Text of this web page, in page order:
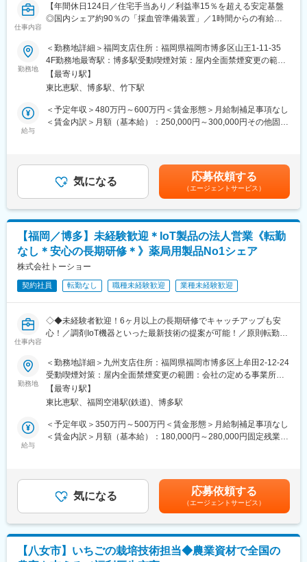
◆レセプトコンピューター…診療報酬を請求するためのコンピュ
ーター
◆その他歯科用材料、予防製品など
【入社後のフォロー体制】
■配属後のOJT研修のほか、本社での集合研修を年に数回開催しま
■また、オンライン勉強会やEラーニング等が充実しており、無理
なく業界・製品知識の習得が可能です。
■歯科医院の終業後の時間帯での商談が発生することがあります
が、それを含めても平均残業は20時間程度となり、働きやすい環
境です。
■商談やメンテナンス等の対応のため、歯科医院が開業している土
曜日の勤務が発生することがあります。※振休有り
【当社の魅力】
歯科業界に特化して事業展開しており、国内で50％以上の歯科医
療機器シェアを占める商品もあり、「歯科医療機器ならヨシダ」
と言われるほどの知名度を築いています。
仕事内容
【年間休日124日／住宅手当あり／利益率15％を超える安定基盤
◎国内シェア約90％の「採血管準備装置」／1時間からの有給取
■業務内容：
担当エリアの病院、検査センター、クリニックなど医療機関の検
査技師や看護師・医師の方々に対して、医療機器(採血管準備装
置、血液ガス分析装置、各種消耗品)などを提案していただきま
す。
■働き方：
やすい環境がございます。
顧客の都合により、土曜日の出社が月に数回ある場合もあります
が、その際は代休を取得いただいております。当面は初任地での
宿泊を伴う出張は拠点にもよりますが、平均月1回程度です。
■組織構成：
■評価制度：
ただきます。業績の達成度合いのほか、日々の行動評価などを考
慮した上で、期末の人事評価を経て決定致します。
■入社後の流れ：
入社して1～2週間は座学研修を行い、直に機械に触りながら見識
を深め、その後は先輩社員に同行しながらOJTで業務を学んでい
きます。
■当社の中途入社社員：
医療機器メーカー、ディーラー、医薬品卸、産業機械メーカー、
当社は利益率15%を超える東証スタンダード上場の優良メーカー
であり、国内シェア8割を誇る製品を持っています。医療現場は最
も安全・安心な場所でないといけないこともあり、製品も一定の
期間で必ず入れ替え需要があります。従来、大型の施設向けの導
入が多かったのですが、規模の小さな病院に対してのソリューシ
勤務地
＜勤務地詳細＞福岡支店住所：福岡県福岡市博多区山王1-11-35
4F勤務地最寄駅：博多駅受動喫煙対策：屋内全面禁煙変更の範
囲：会社の定める事業所
【最寄り駅】
東比恵駅、博多駅、竹下駅
給与
＜予定年収＞480万円～600万円＜賃金形態＞月給制補足事項なし
＜賃金内訳＞月額（基本給）：250,000円～300,000円その他固定
＞有＜残業手当＞有＜給与補足＞※給与詳細は経験などを考慮の
上、決定します。■昇給：年1回(4月)■賞与：年2回(7月、12月)※昨
年度実績4.8ヶ月※都市手当40,000円にて算出（18,500円～40,000
円）■年収例：560万円／30歳・5年目賃金はあくまでも目安の金
額であり、選考を通じて上下する可能性があります。月給(月額)は
固定手当を含めた表記です。
気になる 応募依頼する
（エージェントサービス）
【福岡／博多】未経験歓迎＊IoT製品の法人営業《転勤
なし＊安心の長期研修＊》薬局用製品No1シェア
株式会社トーショー
契約社員 転勤なし 職種未経験歓迎 業種未経験歓迎
仕事内容
◇◆未経験者歓迎！6ヶ月以上の長期研修でキャッチアップも安
心！／調剤IoT機器といった最新技術の提案が可能！／原則転勤は
仕事◆◇
【はじめに】
既存のお客様である調剤薬局やドラッグストアに対して、主力製
品である全自動調剤分包機などの調剤IoT機器を販売いただく職種
となります。
IoT製品の販売スキルの市場価値は上昇の一途を辿っており、同社
で得られるスキルも例外ではありません。完全未経験から市場価
【業務概要】
・提案資料作成
・顧客要望のヒアリング、製品提案
勤務地
＜勤務地詳細＞九州支店住所：福岡県福岡市博多区上牟田2-12-24
受動喫煙対策：屋内全面禁煙変更の範囲：会社の定める事業所
（リモートワーク含む）
【最寄り駅】
東比恵駅、福岡空港駅(鉄道)、博多駅
給与
＜予定年収＞350万円～500万円＜賃金形態＞月給制補足事項なし
＜賃金内訳＞月額（基本給）：180,000円～280,000円固定残業手
＞※給与詳細は、年齢・スキルを考慮し決定します。■昇給：年1
回■賞与：年2回年収420万円／30歳 経験5年年収500万円／32歳
経験7年賃金はあくまでも目安の金額であり、選考を通じて上下す
る可能性があります。月給(月額)は固定手当を含めた表記です。
気になる 応募依頼する
（エージェントサービス）
【八女市】いちごの栽培技術担当◆農業資材で全国の